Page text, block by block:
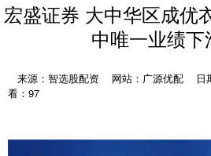
宏盛证券 大中华区成优
中唯一业绩下
来源：智选股配资 网站：广源优配 日
看：97